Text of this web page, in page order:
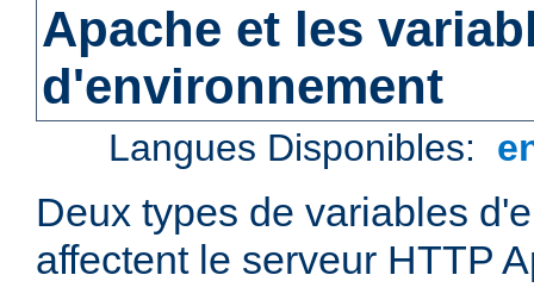
Apache et les
d'environnement
Langues Disponibles:
Deux types de variables
affectent le serveur HTTP